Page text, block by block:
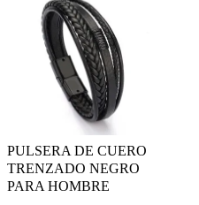
PULSERA DE CUERO
TRENZADO NEGRO
PARA HOMBRE